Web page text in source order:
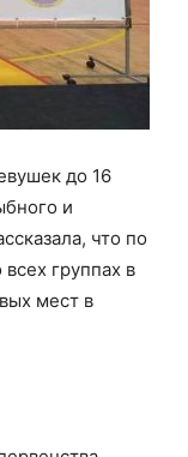
до 16
и
что по
группах в
мест в